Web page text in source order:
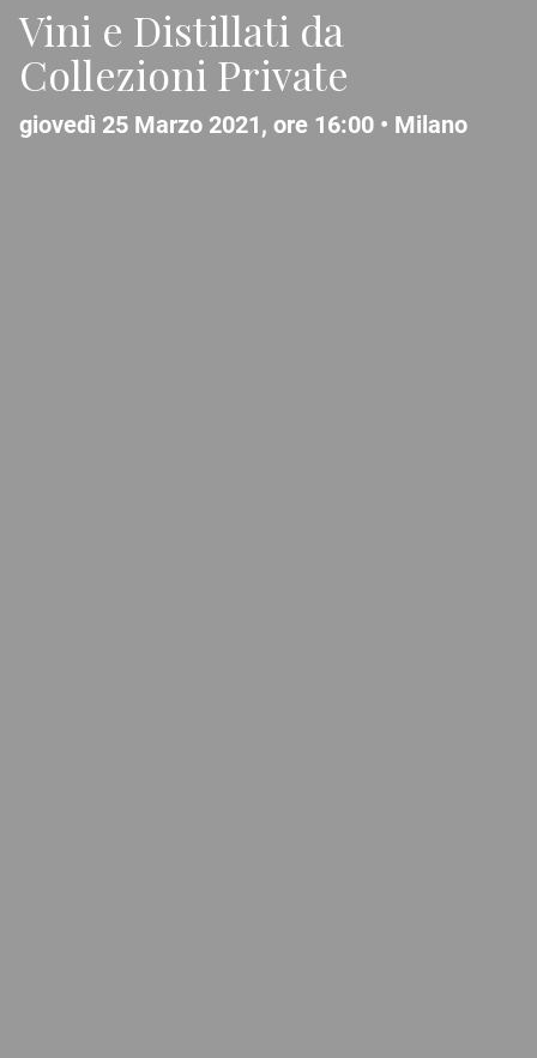
Vini e Distillati da
Collezioni Private
giovedì 25 Marzo 2021, ore 16:00 • Milano